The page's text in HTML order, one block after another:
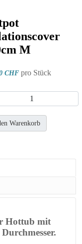
M
CHF pro Stück
Warenkorb
Hottub mit